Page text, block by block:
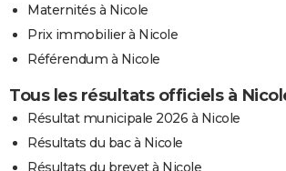
Maternités à Nicole
Prix immobilier à Nicole
Référendum à Nicole
Tous les résultats officiels à
Résultat municipale 2026 à Nicole
Résultats du bac à Nicole
Résultats du brevet à Nicole